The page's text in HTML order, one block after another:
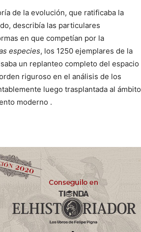
de la evolución, que ratificaba la
describía las particulares
en que competían por la
especies, los 1250 ejemplares de la
un replanteo completo del espacio
riguroso en el análisis de los
luego trasplantada al ámbito
moderno .